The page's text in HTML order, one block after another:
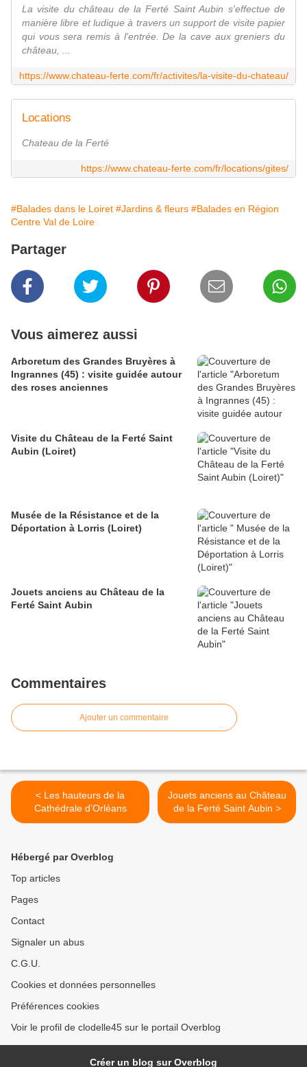
La visite du château de la Ferté Saint Aubin s'effectue de
manière libre et ludique à travers un support de visite papier
qui vous sera remis à l'entrée. De la cave aux greniers du
château, ...
https://www.chateau-ferte.com/fr/activites/la-visite-du-chateau/
Locations
Chateau de la Ferté
https://www.chateau-ferte.com/fr/locations/gites/
#Balades dans le Loiret #Jardins & fleurs #Balades en Région
Centre Val de Loire
Partager
Vous aimerez aussi
Arboretum des Grandes Bruyères à
Ingrannes (45) : visite guidée autour
des roses anciennes
Visite du Château de la Ferté Saint
Aubin (Loiret)
Musée de la Résistance et de la
Déportation à Lorris (Loiret)
Jouets anciens au Château de la
Ferté Saint Aubin
Commentaires
Ajouter un commentaire
< Les hauteurs de la
Cathédrale d’Orléans
Jouets anciens au Château
de la Ferté Saint Aubin >
Hébergé par Overblog
Top articles
Pages
Contact
Signaler un abus
C.G.U.
Cookies et données personnelles
Préférences cookies
Voir le profil de clodelle45 sur le portail Overblog
Créer un blog sur Overblog